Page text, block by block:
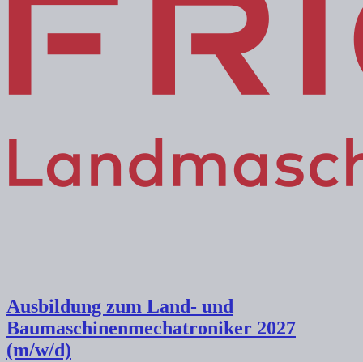
Ausbildung zum Land- und
Baumaschinenmechatroniker 2027
(m/w/d)